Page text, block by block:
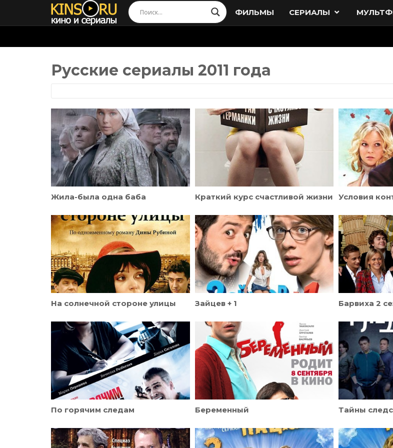
ФИЛЬМЫ СЕРИАЛЫ
Русские сериалы 2011 года
Жила-была одна баба Краткий курс счастливой жизни Условия
На солнечной стороне улицы Зайцев + 1 Барвиха 2
По горячим следам Беременный Тайны